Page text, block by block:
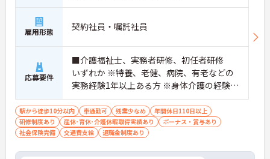
雇用形態 契約社員・嘱託社員
応募要件
■介護福祉士、実務者研修、初任者研修
いずれか ※特養、老健、病院、有老などの
実務経験1年以上ある方 ※身体介護の経験年
以上ある方、機械浴の使用の経験のある方
歓迎
駅から徒歩10分以内 車通勤可 残業少なめ
年間休日110日以上
研修制度あり
産休･育休･介護休暇取得実績あり
ボーナス・賞与あり
社会保険完備
交通費支給 退職金制度あり